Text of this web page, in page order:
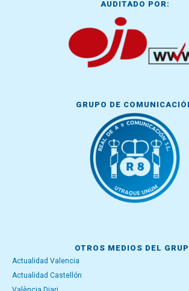
AUDITADO POR:
GRUPO DE
OTROS MEDIOS DEL
Actualidad Valencia
Actualidad Castellón